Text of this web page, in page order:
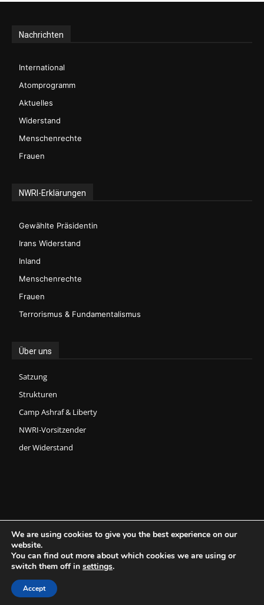
Nachrichten
International
Atomprogramm
Aktuelles
Widerstand
Menschenrechte
Frauen
NWRI-Erklärungen
Gewählte Präsidentin
Irans Widerstand
Inland
Menschenrechte
Frauen
Terrorismus & Fundamentalismus
Über uns
Satzung
Strukturen
Camp Ashraf & Liberty
NWRI-Vorsitzender
der Widerstand
Copyright © 2026 National Council of Resistance of Iran (NCRI) -
Committee on Foreign Affairs.
We are using cookies to give you the best experience on our
website.
You can find out more about which cookies we are using or
switch them off in settings.
Accept